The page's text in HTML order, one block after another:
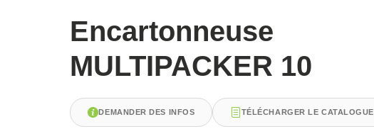
Encartonneuse
MULTIPACKER 10
DEMANDER DES INFOS TÉLÉCHARGER LE CATALOGUE